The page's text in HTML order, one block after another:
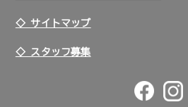
◇ サイトマップ
◇ スタッフ募集